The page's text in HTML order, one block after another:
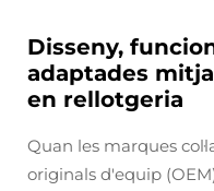
Disseny,
adaptades
en rellotgeria
Quan les marques
originals d'equip